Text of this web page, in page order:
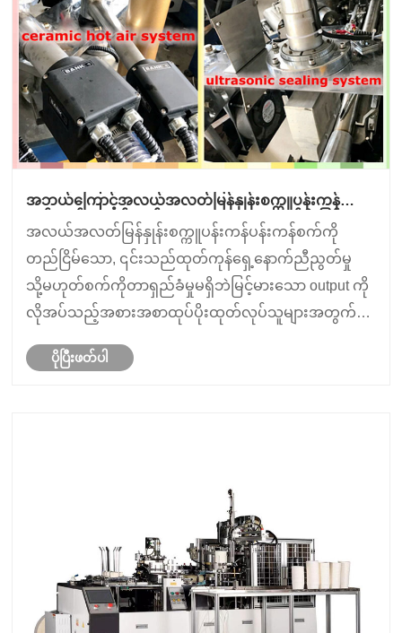
အဘယ်ကြောင့်အလယ်အလတ်မြန်နှုန်းစက္ကူပန်းကန်လုံး
စက်သည်ရေရှည်တည်တံ့သောအစားအစာထုပ်ပိုးခြင်း
အတွက် ဦး စားပေးရွေးချယ်မှုဖြစ်ရသနည်း။
အလယ်အလတ်မြန်နှုန်းစက္ကူပန်းကန်ပန်းကန်စက်ကို
တည်ငြိမ်သော, ၎င်းသည်ထုတ်ကုန်ရှေ့နောက်ညီညွတ်မှု
သို့မဟုတ်စက်ကိုတာရှည်ခံမှုမရှိဘဲမြင့်မားသော output ကို
လိုအပ်သည့်အစားအစာထုပ်ပိုးထုတ်လုပ်သူများအတွက်
ထုတ်လုပ်မှု, တိကျမှုနှင့်လုပ်ငန်းလည်ပတ်မှုကုန်ကျစရိတ်
ပိုပြီးဖတ်ပါ